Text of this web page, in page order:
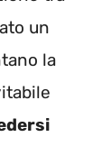
un
la